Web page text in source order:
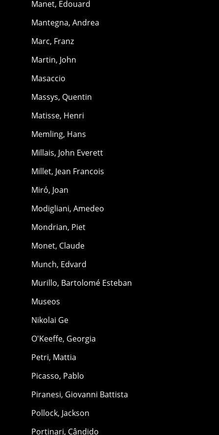
Manet, Edouard
Mantegna, Andrea
Marc, Franz
Martin, John
Masaccio
Massys, Quentin
Matisse, Henri
Memling, Hans
Millais, John Everett
Millet, Jean Francois
Miró, Joan
Modigliani, Amedeo
Mondrian, Piet
Monet, Claude
Munch, Edvard
Murillo, Bartolomé Esteban
Museos
Nikolai Ge
O'Keeffe, Georgia
Petri, Mattia
Picasso, Pablo
Piranesi, Giovanni Battista
Pollock, Jackson
Portinari, Cândido